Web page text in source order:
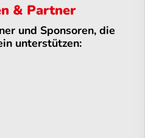
& Partner
und Sponsoren, die
unterstützen: